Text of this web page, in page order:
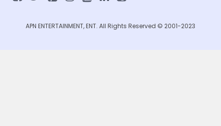
APN ENTERTAINMENT, ENT. All Rights Reserved © 2001-2023